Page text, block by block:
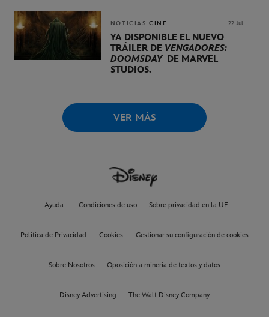
NOTICIAS CINE 22 Jul.
YA DISPONIBLE EL NUEVO
TRÁILER DE VENGADORES:
DOOMSDAYDE MARVEL
STUDIOS.
VER MÁS
Ayuda Condiciones de uso Sobre privacidad en la UE
Política de Privacidad Cookies Gestionar su configuración de cookies
Sobre Nosotros Oposición a minería de textos y datos
Disney Advertising The Walt Disney Company